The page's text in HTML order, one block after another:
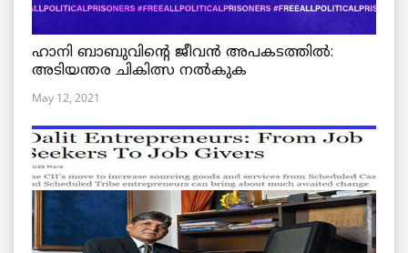
ഹാനി ബാബുവിന്റെ ജീവൻ അപകടത്തിൽ:
അടിയന്തര ചികിത്സ നൽകുക
May 12, 2021